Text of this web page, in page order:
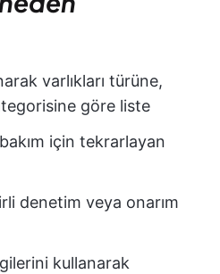
varlıkları türüne,
göre liste
için tekrarlayan
denetim veya onarım
kullanarak